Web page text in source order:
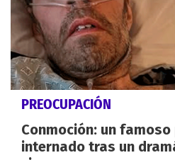
PREOCUPACIÓN
Conmoción: un
internado tras un